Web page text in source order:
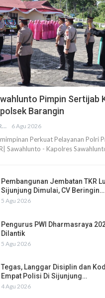
Pimpin Sertijab
Barangin
PEMRED SAPTARIUS 6 Agu 2026
Perkuat Pelayanan Polri
Sawahlunto - Kapolres
Pembangunan Jembatan TKR
Sijunjung Dimulai, CV Beringin…
5 Agu 2026
Pengurus PWI Dharmasraya
Dilantik
5 Agu 2026
Tegas, Langgar Disiplin dan
Empat Polisi Di Sijunjung…
4 Agu 2026